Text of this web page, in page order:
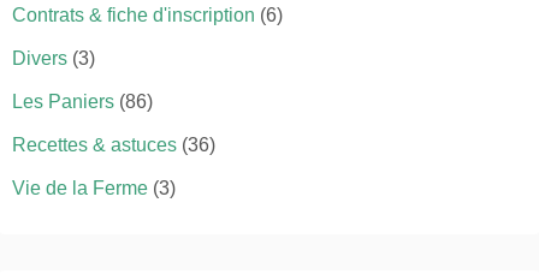
Contrats & fiche d'inscription (6)
Divers (3)
Les Paniers (86)
Recettes & astuces (36)
Vie de la Ferme (3)